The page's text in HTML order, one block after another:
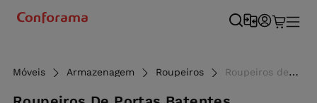
Móveis Armazenagem Roupeiros Roupeiros de 1, 2 e 3 portas ao melhor preço - Conforama - Conforama